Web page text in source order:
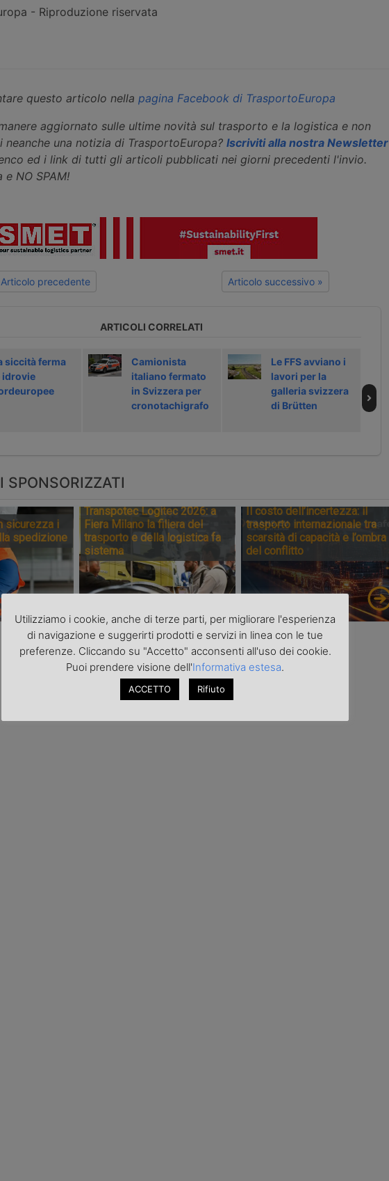
- Riproduzione riservata
questo articolo nella pagina Facebook di TrasportoEuropa
aggiornato sulle ultime novità sul trasporto e la logistica e non
neanche una notizia di TrasportoEuropa? Iscriviti alla nostra Newsletter
ed i link di tutti gli articoli pubblicati nei giorni precedenti l'invio.
e NO SPAM!
precedente Articolo successivo »
ARTICOLI CORRELATI
siccità ferma
idrovie
Camionista
italiano fermato
in Svizzera per
cronotachigrafo
Le FFS avviano i
lavori per la
galleria svizzera
di Brütten
SPONSORIZZATI
sicurezza i
spedizione
Transpotec Logitec 2026: a
Fiera Milano la filiera del
trasporto e della logistica fa
sistema
Il costo dell’incertezza: il
trasporto internazionale tra
scarsità di capacità e l’ombra
del conflitto
Utilizziamo i cookie, anche di terze parti, per migliorare l'esperienza
di navigazione e suggerirti prodotti e servizi in linea con le tue
preferenze. Cliccando su "Accetto" acconsenti all'uso dei cookie.
Puoi prendere visione dell'Informativa estesa.
ACCETTO Rifiuto